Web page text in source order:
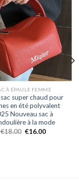
À ÉPAULE FEMME
super chaud pour
en été polyvalent
Nouveau sac à
à la mode
€18.00 €16.00